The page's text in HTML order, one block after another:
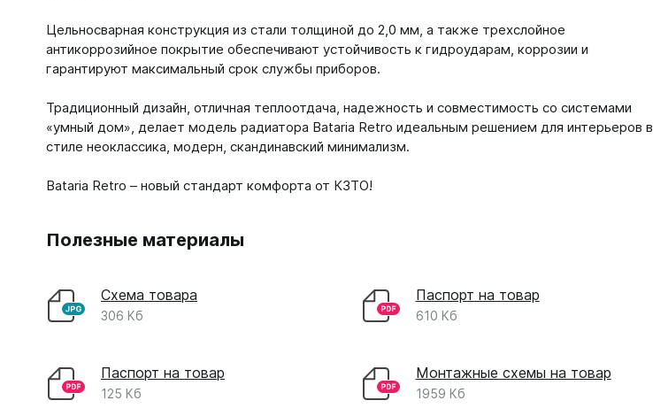
Цельносварная конструкция из стали толщиной до 2,0 мм, а также трехслойное
антикоррозийное покрытие обеспечивают устойчивость к гидроударам, коррозии и
гарантируют максимальный срок службы приборов.
Традиционный дизайн, отличная теплоотдача, надежность и совместимость со системами
«умный дом», делает модель радиатора Bataria Retro идеальным решением для интерьеров в
стиле неоклассика, модерн, скандинавский минимализм.
Bataria Retro – новый стандарт комфорта от КЗТО!
Полезные материалы
Схема товара
306 Кб
Паспорт на товар
610 Кб
Паспорт на товар
125 Кб
Монтажные схемы на товар
1959 Кб